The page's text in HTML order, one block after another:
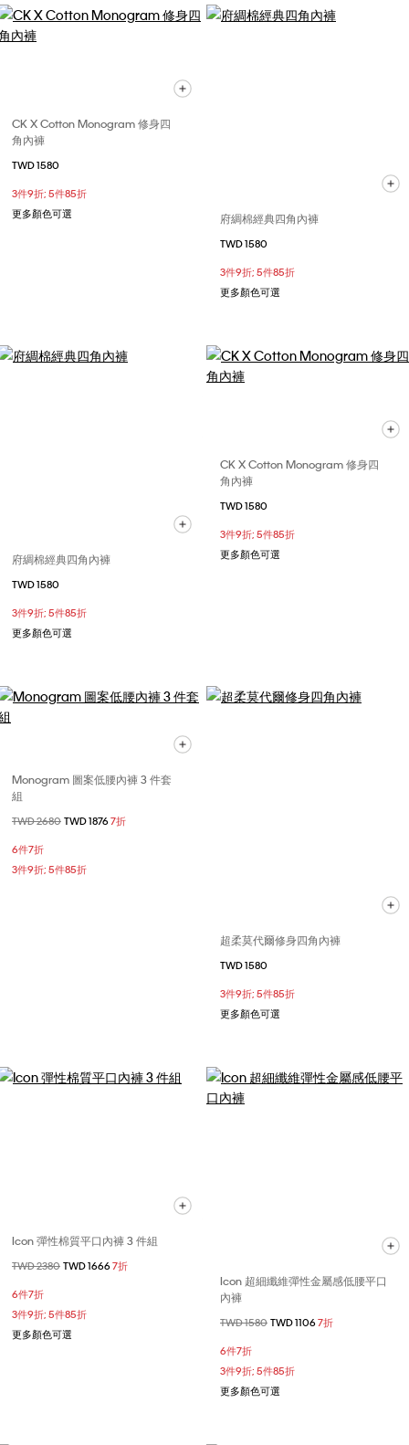
CK X Cotton Monogram 修身四
角內褲
TWD 1580
3件9折; 5件85折
更多顏色可選
府綢棉經典四角內褲
TWD 1580
3件9折; 5件85折
更多顏色可選
府綢棉經典四角內褲
TWD 1580
3件9折; 5件85折
更多顏色可選
CK X Cotton Monogram 修身四
角內褲
TWD 1580
3件9折; 5件85折
更多顏色可選
Monogram 圖案低腰內褲 3 件套
組
價格扣減從
TWD 2680 至
TWD 18767折
6件7折
3件9折; 5件85折
超柔莫代爾修身四角內褲
TWD 1580
3件9折; 5件85折
更多顏色可選
Icon 彈性棉質平口內褲 3 件組
價格扣減從
TWD 2380 至
TWD 16667折
6件7折
3件9折; 5件85折
更多顏色可選
Icon 超細纖維彈性金屬感低腰平口
內褲
價格扣減從
TWD 1580 至
TWD 11067折
6件7折
3件9折; 5件85折
更多顏色可選